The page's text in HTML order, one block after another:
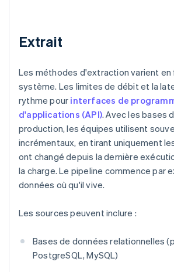
Extrait
Les méthodes d'extraction varient en
système. Les limites de débit et la
rythme pour interfaces de
d'applications (API). Avec les bases
production, les équipes utilisent
incrémentaux, en tirant uniquement
ont changé depuis la dernière
la charge. Le pipeline commence par
données où qu'il vive.
Les sources peuvent inclure :
Bases de données relationnelles
PostgreSQL, MySQL)